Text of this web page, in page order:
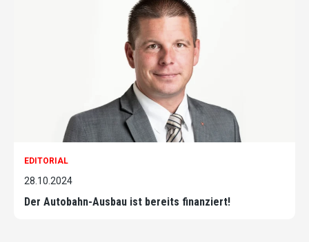
EDITORIAL
28.10.2024
Der Autobahn-Ausbau ist bereits finanziert!